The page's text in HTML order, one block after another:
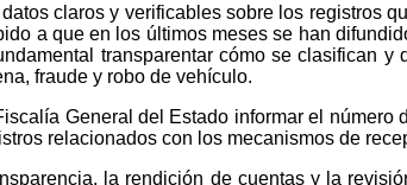
claros y verificables sobre los registros
a que en los últimos meses se han
transparentar cómo se clasifican
fraude y robo de vehículo.
General del Estado informar el
relacionados con los mecanismos de
la rendición de cuentas y la